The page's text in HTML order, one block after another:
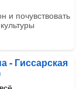
и почувствовать
- Гиссарская